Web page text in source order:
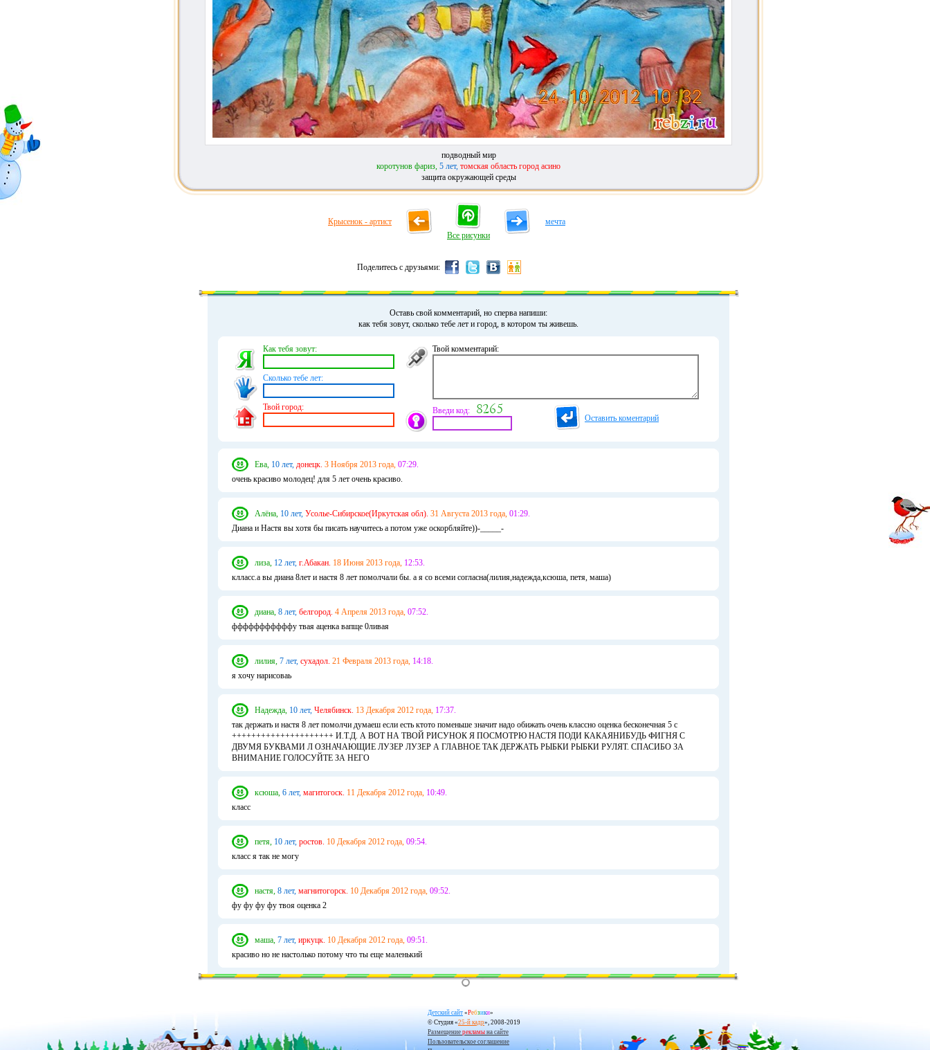
подводный мир
коротунов фариз, 5 лет, томская область город асино
защита окружающей среды
Крысенок - артист
Все рисунки
мечта
Поделитесь с друзьями:
Оставь свой комментарий, но сперва напиши:
как тебя зовут, сколько тебе лет и город, в котором ты живешь.
Как тебя зовут:
Сколько тебе лет:
Твой город:
Твой комментарий:
Введи код:
Оставить коментарий
Ева, 10 лет, донецк. 3 Ноября 2013 года, 07:29.
очень красиво молодец! для 5 лет очень красиво.
Алёна, 10 лет, Усолье-Сибирское(Иркутская обл). 31 Августа 2013 года, 01:29.
Диана и Настя вы хотя бы писать научитесь а потом уже оскорбляйте))-_____-
лиза, 12 лет, г.Абакан. 18 Июня 2013 года, 12:53.
клласс.а вы диана 8лет и настя 8 лет помолчали бы. а я со всеми согласна(лилия,надежда,ксюша, петя, маша)
диана, 8 лет, белгород. 4 Апреля 2013 года, 07:52.
фффффффффффу твая аценка вапще 0ливая
лилия, 7 лет, сухадол. 21 Февраля 2013 года, 14:18.
я хочу нарисоваь
Надежда, 10 лет, Челябинск. 13 Декабря 2012 года, 17:37.
так держать и настя 8 лет помолчи думаеш если есть ктото поменьше значит надо обижать очень классно оценка бесконечная 5 с
+++++++++++++++++++++ И.Т.Д. А ВОТ НА ТВОЙ РИСУНОК Я ПОСМОТРЮ НАСТЯ ПОДИ КАКАЯНИБУДЬ ФИГНЯ С
ДВУМЯ БУКВАМИ Л ОЗНАЧАЮЩИЕ ЛУЗЕР ЛУЗЕР А ГЛАВНОЕ ТАК ДЕРЖАТЬ РЫБКИ РЫБКИ РУЛЯТ. СПАСИБО ЗА
ВНИМАНИЕ ГОЛОСУЙТЕ ЗА НЕГО
ксюша, 6 лет, магитогоск. 11 Декабря 2012 года, 10:49.
класс
петя, 10 лет, ростов. 10 Декабря 2012 года, 09:54.
класс я так не могу
настя, 8 лет, магнитогорск. 10 Декабря 2012 года, 09:52.
фу фу фу фу твоя оценка 2
маша, 7 лет, иркуцк. 10 Декабря 2012 года, 09:51.
красиво но не настолько потому что ты еще маленький
Детский сайт «Ребзики»
© Студия «25-й кадр», 2008-2019
Размещение рекламы на сайте
Пользовательское соглашение